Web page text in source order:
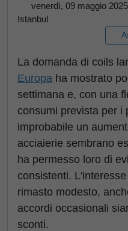
venerdì, 09 maggio
Istanbul
La domanda di coils
Europa ha mostrato
settimana e, con una
consumi prevista per i
improbabile un
acciaierie sembrano
ha permesso loro di
consistenti.
rimasto modesto,
accordi occasionali
sconti.